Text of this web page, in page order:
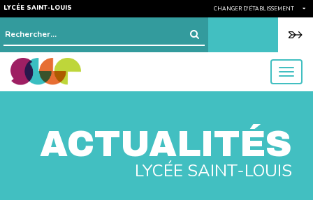
LYCÉE SAINT-LOUIS CHANGER D'ÉTABLISSEMENT
Rechercher :
menu
ACTUALITÉS
LYCÉE SAINT-LOUIS